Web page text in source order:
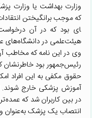
وزارت بهداشت یا وزارت
ای بود که در آن
هیئت‌علمی در دانشگاه‌های
وی در این نامه که مخاطب
رئیس‌جمهور بود خاطرنشان
حقوق مکفی به این افراد
آموزش پزشکی خارج شوند.
در بین کاربران شد که
انتصاب یک پزشک به‌عنوان